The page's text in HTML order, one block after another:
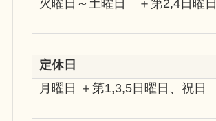
火曜日～土曜日 ＋第2,4日曜日
定休日
月曜日 ＋第1,3,5日曜日、祝日